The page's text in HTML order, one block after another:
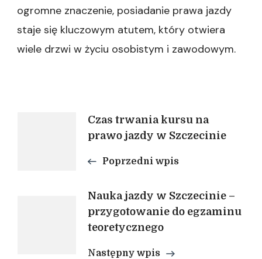
ogromne znaczenie, posiadanie prawa jazdy
staje się kluczowym atutem, który otwiera
wiele drzwi w życiu osobistym i zawodowym.
Nawigacja
wpisu
Czas trwania kursu na
prawo jazdy w Szczecinie
Poprzedni wpis
Nauka jazdy w Szczecinie –
przygotowanie do egzaminu
teoretycznego
Następny wpis